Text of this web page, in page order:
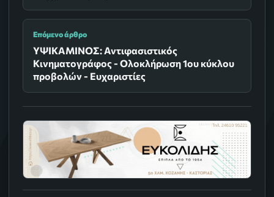
Επόμενο άρθρο
ΥΨΙΚΑΜΙΝΟΣ: Αντιφασιστικός
Κινηματογράφος - Ολοκλήρωση 1ου κύκλου
προβολών - Ευχαριστίες